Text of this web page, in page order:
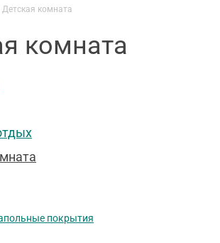
Детская комната
комната
покрытия